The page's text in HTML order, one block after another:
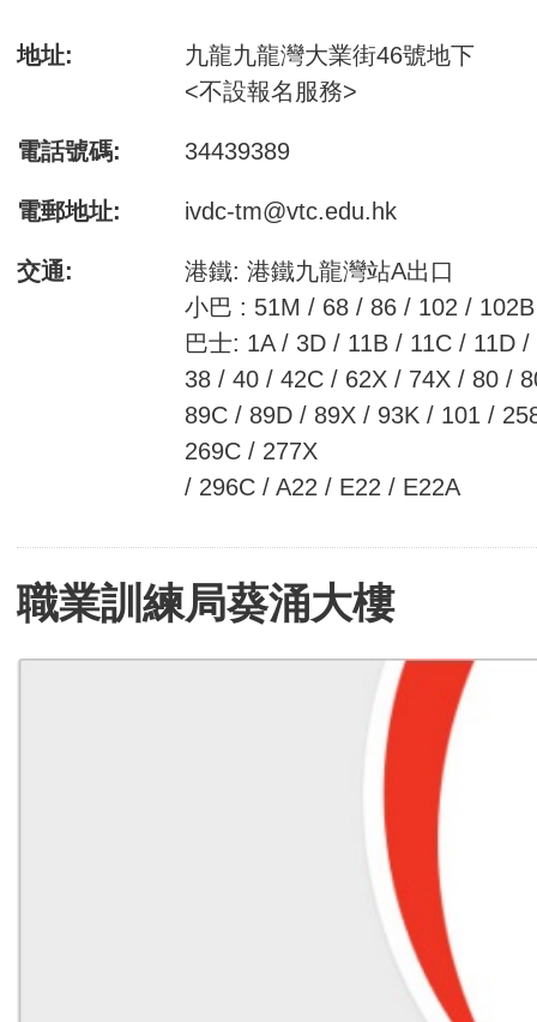
地址:
九龍九龍灣大業街46號地下
<不設報名服務>
電話號碼: 34439389
電郵地址: ivdc-tm@vtc.edu.hk
交通:
港鐵: 港鐵九龍灣站A出口
小巴 : 51M / 68 / 86 / 102 / 102B
巴士: 1A / 3D / 11B / 11C / 11D
38 / 40 / 42C / 62X / 74X / 80 /
89C / 89D / 89X / 93K / 101 /
269C / 277X
/ 296C / A22 / E22 / E22A
職業訓練局葵涌大樓